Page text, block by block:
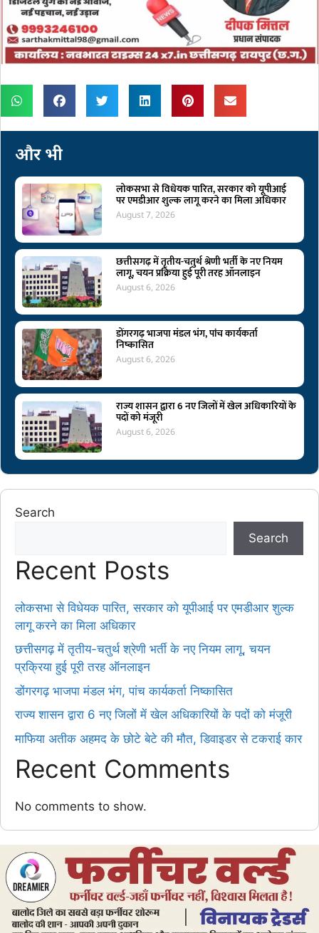
और भी
लोकसभा से विधेयक पारित, सरकार को यूपीआई
पर एमडीआर शुल्क लागू करने का मिला अधिकार
August 7, 2026
छत्तीसगढ़ में तृतीय-चतुर्थ श्रेणी भर्ती के नए नियम
लागू, चयन प्रक्रिया हुई पूरी तरह ऑनलाइन
August 6, 2026
डोंगरगढ़ भाजपा मंडल भंग, पांच कार्यकर्ता
निष्कासित
August 6, 2026
राज्य शासन द्वारा 6 नए जिलों में खेल अधिकारियों के
पदों को मंजूरी
August 6, 2026
Search
Search
Recent Posts
लोकसभा से विधेयक पारित, सरकार को यूपीआई पर एमडीआर शुल्क
लागू करने का मिला अधिकार
छत्तीसगढ़ में तृतीय-चतुर्थ श्रेणी भर्ती के नए नियम लागू, चयन
प्रक्रिया हुई पूरी तरह ऑनलाइन
डोंगरगढ़ भाजपा मंडल भंग, पांच कार्यकर्ता निष्कासित
राज्य शासन द्वारा 6 नए जिलों में खेल अधिकारियों के पदों को मंजूरी
माफिया अतीक अहमद के छोटे बेटे की मौत, डिवाइडर से टकराई कार
Recent Comments
No comments to show.